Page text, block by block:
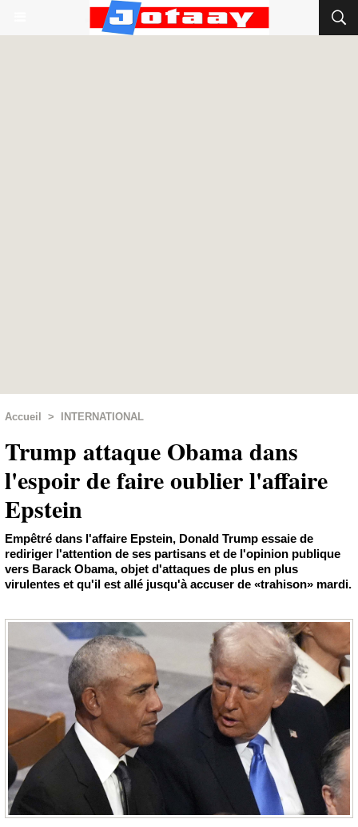
Accueil > INTERNATIONAL
Trump attaque Obama dans
l'espoir de faire oublier l'affaire
Epstein
Empêtré dans l'affaire Epstein, Donald Trump essaie de
rediriger l'attention de ses partisans et de l'opinion publique
vers Barack Obama, objet d'attaques de plus en plus
virulentes et qu'il est allé jusqu'à accuser de «trahison» mardi.